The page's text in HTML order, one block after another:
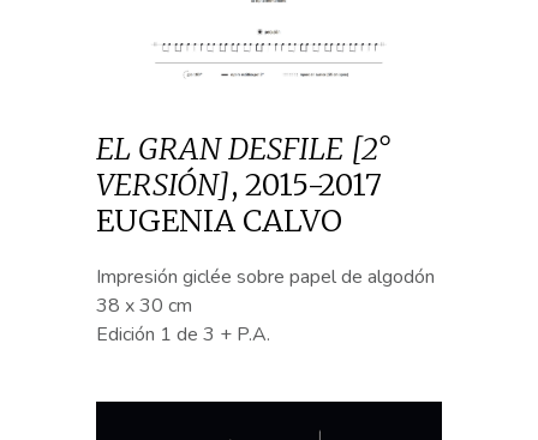
EL GRAN DESFILE [2°
VERSIÓN], 2015-2017
EUGENIA CALVO
Impresión giclée sobre papel de algodón
38 x 30 cm
Edición 1 de 3 + P.A.